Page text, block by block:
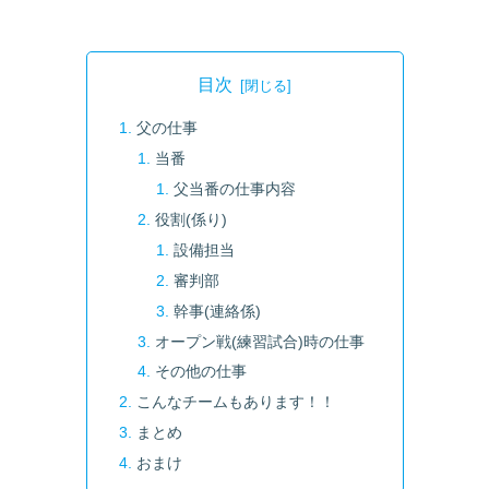
目次
父の仕事
当番
父当番の仕事内容
役割(係り)
設備担当
審判部
幹事(連絡係)
オープン戦(練習試合)時の仕事
その他の仕事
こんなチームもあります！！
まとめ
おまけ